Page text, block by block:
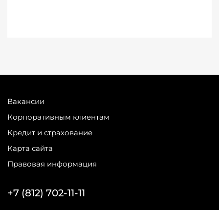
Вакансии
Корпоративным клиентам
Кредит и страхование
Карта сайта
Правовая информация
+7 (812) 702-11-11